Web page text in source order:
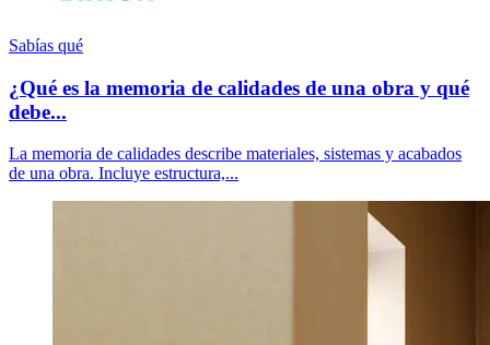
Sabías qué
¿Qué es la memoria de calidades de una obra y qué
debe...
La memoria de calidades describe materiales, sistemas y acabados
de una obra. Incluye estructura,...